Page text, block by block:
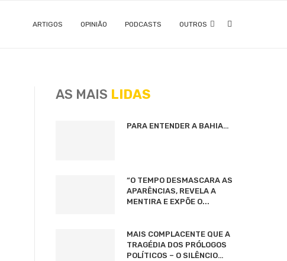
ARTIGOS OPINIÃO PODCASTS OUTROS
AS MAIS LIDAS
PARA ENTENDER A BAHIA…
“O TEMPO DESMASCARA AS
APARÊNCIAS, REVELA A
MENTIRA E EXPÕE O...
MAIS COMPLACENTE QUE A
TRAGÉDIA DOS PRÓLOGOS
POLÍTICOS – O SILÊNCIO…